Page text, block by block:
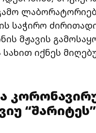
საჭირო
მჟავის
იქნეს